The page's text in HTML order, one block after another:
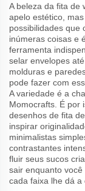
A beleza da fita de
apelo estético,
possibilidades que
inúmeras coisas e
ferramenta
selar envelopes
molduras e
pode fazer com
A variedade é a
Momocrafts. É por
desenhos de fita
inspirar
minimalistas
contrastantes
fluir seus sucos
sair enquanto
cada faixa lhe dá a